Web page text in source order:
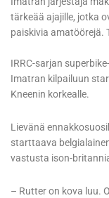
tärkeää ajajille, jotka
paiskivia amatöörejä.
IRRC-sarjan
Imatran kilpailuun
Kneenin korkealle.
Lievänä
starttaava
vastusta ison-
– Rutter on kova luu.